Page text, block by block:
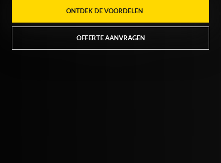
ONTDEK DE VOORDELEN
OFFERTE AANVRAGEN